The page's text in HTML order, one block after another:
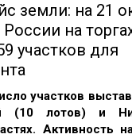
земли: на 21
на
участков для
участков
(10 лотов) и
Активность